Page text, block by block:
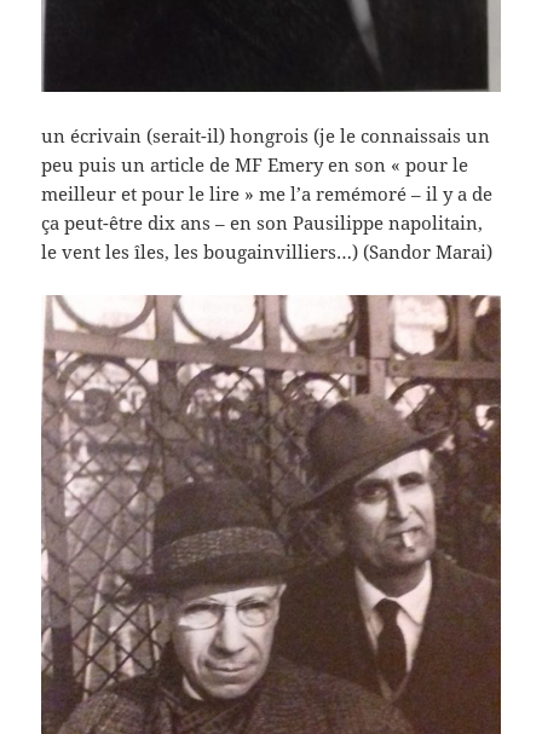
un écrivain (serait-il) hongrois (je le connaissais un
peu puis un article de MF Emery en son « pour le
meilleur et pour le lire » me l’a remémoré – il y a de
ça peut-être dix ans – en son Pausilippe napolitain,
le vent les îles, les bougainvilliers…) (Sandor Marai)